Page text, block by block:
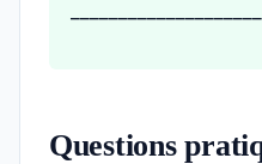
Questions